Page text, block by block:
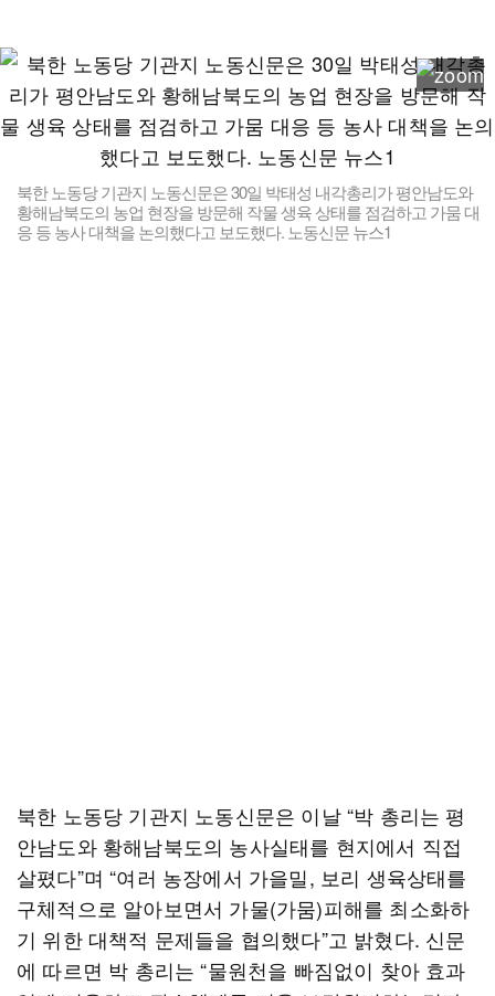
북한 노동당 기관지 노동신문은 30일 박태성 내각총리가 평안남도와
황해남북도의 농업 현장을 방문해 작물 생육 상태를 점검하고 가뭄 대
응 등 농사 대책을 논의했다고 보도했다. 노동신문 뉴스1
북한 노동당 기관지 노동신문은 이날 “박 총리는 평
안남도와 황해남북도의 농사실태를 현지에서 직접
살폈다”며 “여러 농장에서 가을밀, 보리 생육상태를
구체적으로 알아보면서 가물(가뭄)피해를 최소화하
기 위한 대책적 문제들을 협의했다”고 밝혔다. 신문
에 따르면 박 총리는 “물원천을 빠짐없이 찾아 효과